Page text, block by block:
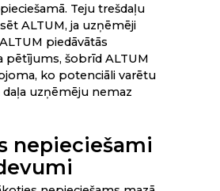
Teju trešdaļu
ALTUM, ja uzņēmēji
piedāvātās
pētījums, šobrīd ALTUM
ko potenciāli varētu
uzņēmēju nemaz
nepieciešami